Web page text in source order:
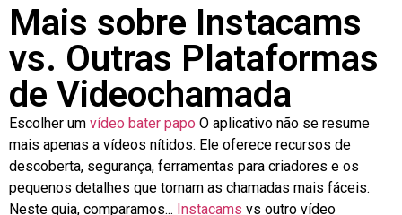
Mais sobre Instacams
vs. Outras Plataformas
de Videochamada
Escolher um vídeo bater papo O aplicativo não se resume
mais apenas a vídeos nítidos. Ele oferece recursos de
descoberta, segurança, ferramentas para criadores e os
pequenos detalhes que tornam as chamadas mais fáceis.
Neste guia, comparamos... Instacams vs outro vídeo